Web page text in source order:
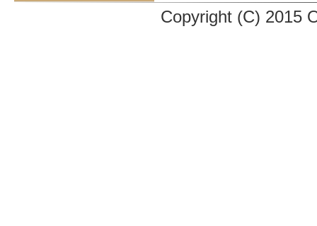
Copyright (C) 2015